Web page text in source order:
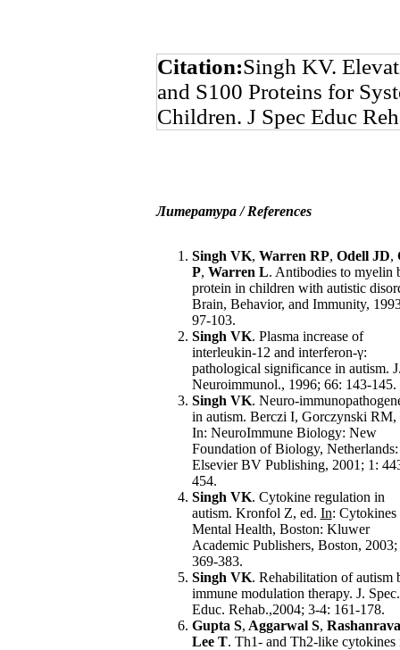
Citation:Singh KV.
and S100 Proteins for
Children. J Spec Educ
Литература / References
Singh VK, Warren RP, Odell JD,
P, Warren L. Antibodies to myelin
protein in children with autistic
Brain, Behavior, and Immunity,
97-103.
Singh VK. Plasma increase of
interleukin-12 and interferon-γ:
pathological significance in autism.
Neuroimmunol., 1996; 66: 143-145.
Singh VK. Neuro-
in autism. Berczi I, Gorczynski RM,
In: NeuroImmune Biology: New
Foundation of Biology,
Elsevier BV Publishing, 2001; 1:
454.
Singh VK. Cytokine regulation in
autism. Kronfol Z, ed. In: Cytokines
Mental Health, Boston: Kluwer
Academic Publishers, Boston, 2003;
369-383.
Singh VK. Rehabilitation of autism
immune modulation therapy. J. Spec.
Educ. Rehab.,2004; 3-4: 161-178.
Gupta S, Aggarwal S,
Lee T. Th1- and Th2-like cytokines